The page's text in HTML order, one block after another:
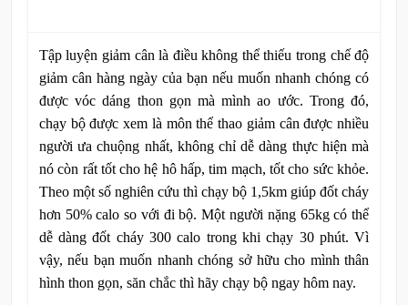
Tập luyện giảm cân là điều không thể thiếu trong chế độ
giảm cân hàng ngày của bạn nếu muốn nhanh chóng có
được vóc dáng thon gọn mà mình ao ước. Trong đó,
chạy bộ được xem là môn thể thao giảm cân được nhiều
người ưa chuộng nhất, không chỉ dễ dàng thực hiện mà
nó còn rất tốt cho hệ hô hấp, tim mạch, tốt cho sức khỏe.
Theo một số nghiên cứu thì chạy bộ 1,5km giúp đốt cháy
hơn 50% calo so với đi bộ. Một người nặng 65kg có thể
dễ dàng đốt cháy 300 calo trong khi chạy 30 phút. Vì
vậy, nếu bạn muốn nhanh chóng sở hữu cho mình thân
hình thon gọn, săn chắc thì hãy chạy bộ ngay hôm nay.